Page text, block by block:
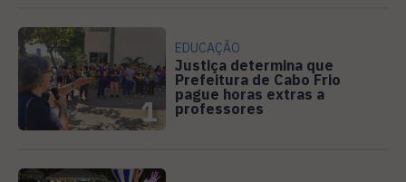
1
EDUCAÇÃO
Justiça determina que
Prefeitura de Cabo Frio
pague horas extras a
professores